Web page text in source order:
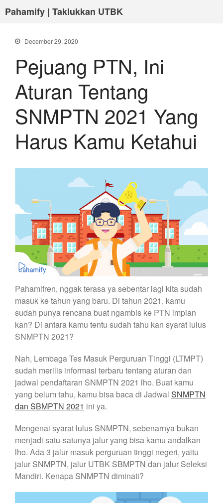
Pahamify | Taklukkan UTBK
December 29, 2020
Pejuang PTN, Ini
Aturan Tentang
SNMPTN 2021 Yang
Harus Kamu Ketahui
Pahamifren, nggak terasa ya sebentar lagi kita sudah
masuk ke tahun yang baru. Di tahun 2021, kamu
sudah punya rencana buat ngambis ke PTN impian
kan? Di antara kamu tentu sudah tahu kan syarat lulus
SNMPTN 2021?
Nah, Lembaga Tes Masuk Perguruan Tinggi (LTMPT)
sudah merilis informasi terbaru tentang aturan dan
jadwal pendaftaran SNMPTN 2021 lho. Buat kamu
yang belum tahu, kamu bisa baca di Jadwal SNMPTN
dan SBMPTN 2021 ini ya.
Mengenai syarat lulus SNMPTN, sebenarnya bukan
menjadi satu-satunya jalur yang bisa kamu andalkan
lho. Ada 3 jalur masuk perguruan tinggi negeri, yaitu
jalur SNMPTN, jalur UTBK SBMPTN dan jalur Seleksi
Mandiri. Kenapa SNMPTN diminati?